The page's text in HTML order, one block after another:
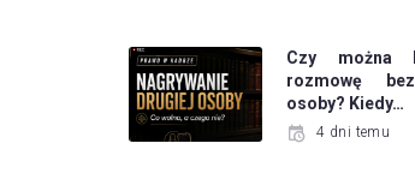
Czy można
rozmowę
osoby? Kiedy…
4 dni temu